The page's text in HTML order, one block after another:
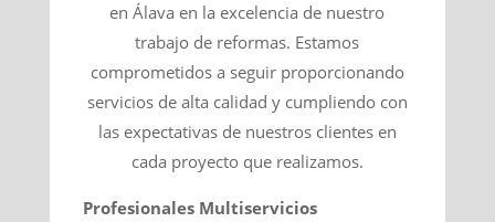
en Álava en la excelencia de nuestro
trabajo de reformas. Estamos
comprometidos a seguir proporcionando
servicios de alta calidad y cumpliendo con
las expectativas de nuestros clientes en
cada proyecto que realizamos.
Profesionales Multiservicios